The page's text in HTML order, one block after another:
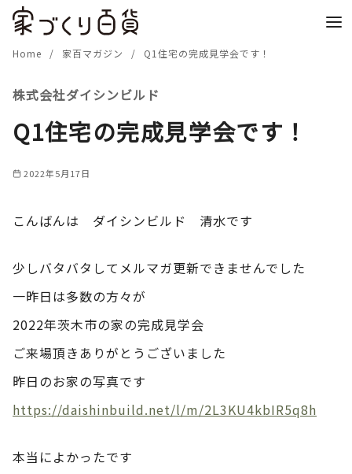
Home 家百マガジン Q1住宅の完成見学会です！
株式会社ダイシンビルド
Q1住宅の完成見学会です！
2022年5月17日
こんばんは ダイシンビルド 清水です
少しバタバタしてメルマガ更新できませんでした
一昨日は多数の方々が
2022年茨木市の家の完成見学会
ご来場頂きありがとうございました
昨日のお家の写真です
https://daishinbuild.net/l/m/2L3KU4kbIR5q8h
本当によかったです